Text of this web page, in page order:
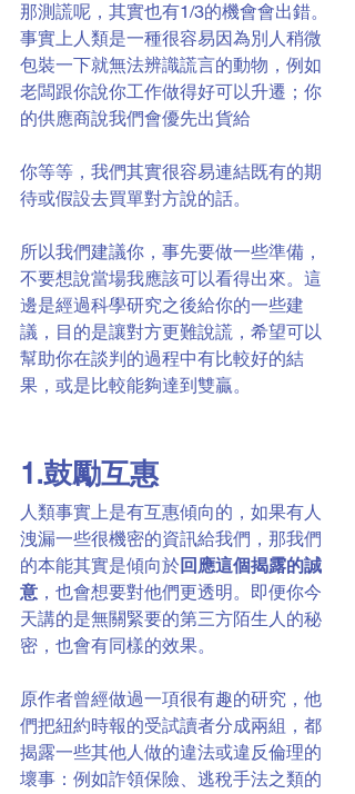
那測謊呢，其實也有1/3的機會會出錯。
事實上人類是一種很容易因為別人稍微
包裝一下就無法辨識謊言的動物，例如
老闆跟你說你工作做得好可以升遷；你
的供應商說我們會優先出貨給
你等等，我們其實很容易連結既有的期
待或假設去買單對方說的話。
所以我們建議你，事先要做一些準備，
不要想說當場我應該可以看得出來。這
邊是經過科學研究之後給你的一些建
議，目的是讓對方更難說謊，希望可以
幫助你在談判的過程中有比較好的結
果，或是比較能夠達到雙贏。
1.鼓勵互惠
人類事實上是有互惠傾向的，如果有人
洩漏一些很機密的資訊給我們，那我們
的本能其實是傾向於 回應這個揭露的誠
意 ，也會想要對他們更透明。即便你今
天講的是無關緊要的第三方陌生人的秘
密，也會有同樣的效果。
原作者曾經做過一項很有趣的研究，他
們把紐約時報的受試讀者分成兩組，都
揭露一些其他人做的違法或違反倫理的
壞事：例如詐領保險、逃稅手法之類的